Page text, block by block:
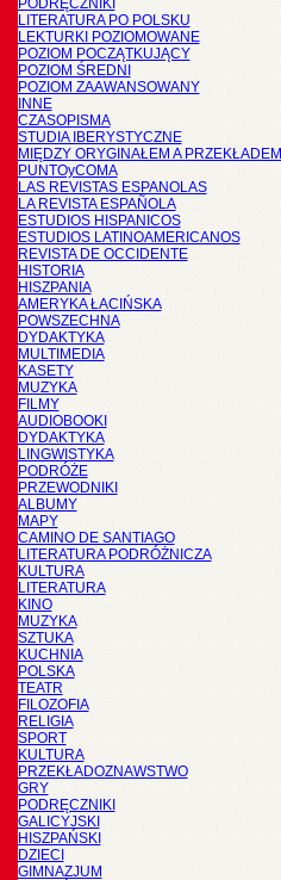
PODRĘCZNIKI
LITERATURA PO POLSKU
LEKTURKI POZIOMOWANE
POZIOM POCZĄTKUJĄCY
POZIOM ŚREDNI
POZIOM ZAAWANSOWANY
INNE
CZASOPISMA
STUDIA IBERYSTYCZNE
MIĘDZY ORYGINAŁEM A PRZEKŁADEM
PUNTOyCOMA
LAS REVISTAS ESPANOLAS
LA REVISTA ESPAÑOLA
ESTUDIOS HISPANICOS
ESTUDIOS LATINOAMERICANOS
REVISTA DE OCCIDENTE
HISTORIA
HISZPANIA
AMERYKA ŁACIŃSKA
POWSZECHNA
DYDAKTYKA
MULTIMEDIA
KASETY
MUZYKA
FILMY
AUDIOBOOKI
DYDAKTYKA
LINGWISTYKA
PODRÓŻE
PRZEWODNIKI
ALBUMY
MAPY
CAMINO DE SANTIAGO
LITERATURA PODRÓŻNICZA
KULTURA
LITERATURA
KINO
MUZYKA
SZTUKA
KUCHNIA
POLSKA
TEATR
FILOZOFIA
RELIGIA
SPORT
KULTURA
PRZEKŁADOZNAWSTWO
GRY
PODRĘCZNIKI
GALICYJSKI
HISZPAŃSKI
DZIECI
GIMNAZJUM